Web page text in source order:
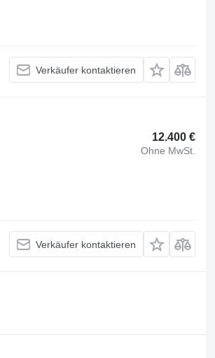
Verkäufer kontaktieren
12.400 €
Ohne MwSt.
Verkäufer kontaktieren